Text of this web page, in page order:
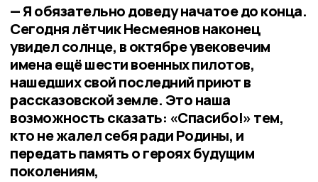
— Я обязательно доведу начатое до конца.
Сегодня лётчик Несмеянов наконец
увидел солнце, в октябре увековечим
имена ещё шести военных пилотов,
нашедших свой последний приют в
рассказовской земле. Это наша
возможность сказать: «Спасибо!» тем,
кто не жалел себя ради Родины, и
передать память о героях будущим
поколениям,